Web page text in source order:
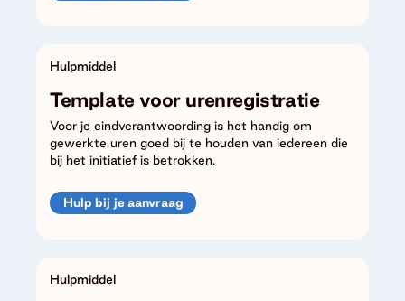
Hulpmiddel
Template voor urenregistratie
Voor je eindverantwoording is het handig om
gewerkte uren goed bij te houden van iedereen die
bij het initiatief is betrokken.
Hulp bij je aanvraag
Hulpmiddel